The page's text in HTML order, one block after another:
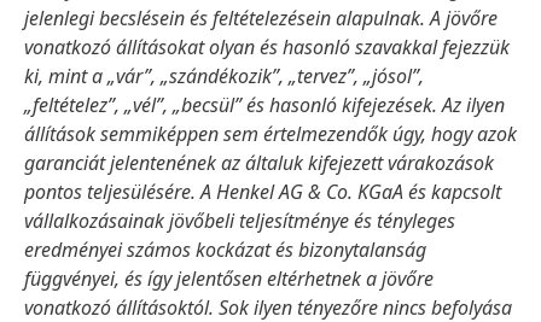
jelenlegi becslésein és feltételezésein alapulnak. A jövőre
vonatkozó állításokat olyan és hasonló szavakkal fejezzük
ki, mint a „vár”, „szándékozik”, „tervez”, „jósol”,
„feltételez”, „vél”, „becsül” és hasonló kifejezések. Az ilyen
állítások semmiképpen sem értelmezendők úgy, hogy azok
garanciát jelentenének az általuk kifejezett várakozások
pontos teljesülésére. A Henkel AG & Co. KGaA és kapcsolt
vállalkozásainak jövőbeli teljesítménye és tényleges
eredményei számos kockázat és bizonytalanság
függvényei, és így jelentősen eltérhetnek a jövőre
vonatkozó állításoktól. Sok ilyen tényezőre nincs befolyása